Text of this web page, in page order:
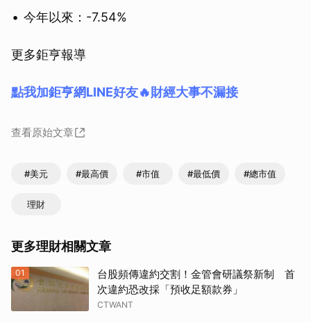
今年以來：-7.54%
更多鉅亨報導
點我加鉅亨網LINE好友🔥財經大事不漏接
查看原始文章
#美元 #最高價 #市值 #最低價 #總市值
理財
更多理財相關文章
01
台股頻傳違約交割！金管會研議祭新制 首
次違約恐改採「預收足額款券」
CTWANT